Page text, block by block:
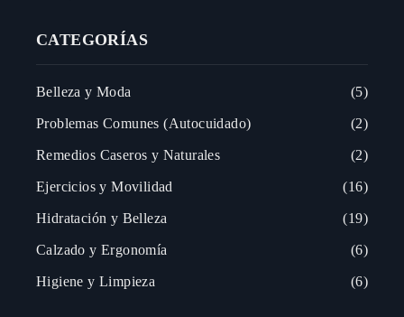
CATEGORÍAS
Belleza y Moda 5
Problemas Comunes (Autocuidado) 2
Remedios Caseros y Naturales 2
Ejercicios y Movilidad 16
Hidratación y Belleza 19
Calzado y Ergonomía 6
Higiene y Limpieza 6